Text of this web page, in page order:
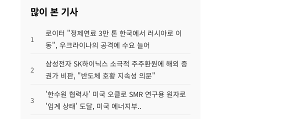
많이 본 기사
1
로이터 "정제연료 3만 톤 한국에서 러시아로 이
동", 우크라이나의 공격에 수요 늘어
2
삼성전자 SK하이닉스 소극적 주주환원에 해외 증
권가 비판, "반도체 호황 지속성 의문"
3
'한수원 협력사' 미국 오클로 SMR 연구용 원자로
'임계 상태' 도달, 미국 에너지부..